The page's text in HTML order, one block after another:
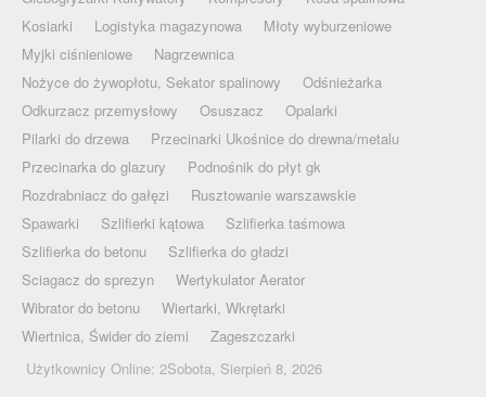
Kosiarki
Logistyka magazynowa
Młoty wyburzeniowe
Myjki ciśnieniowe
Nagrzewnica
Nożyce do żywopłotu, Sekator spalinowy
Odśnieżarka
Odkurzacz przemysłowy
Osuszacz
Opalarki
Pilarki do drzewa
Przecinarki Ukośnice do drewna/metalu
Przecinarka do glazury
Podnośnik do płyt gk
Rozdrabniacz do gałęzi
Rusztowanie warszawskie
Spawarki
Szlifierki kątowa
Szlifierka taśmowa
Szlifierka do betonu
Szlifierka do gładzi
Sciagacz do sprezyn
Wertykulator Aerator
Wibrator do betonu
Wiertarki, Wkrętarki
Wiertnica, Świder do ziemi
Zageszczarki
Użytkownicy Online: 2Sobota, Sierpień 8, 2026